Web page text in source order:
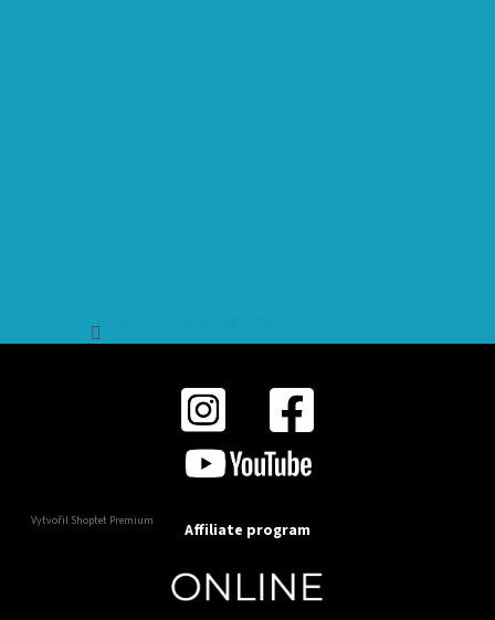
Vytvořil Shoptet Premium Affiliate program